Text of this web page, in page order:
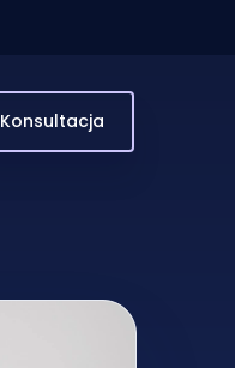
Konsultacja